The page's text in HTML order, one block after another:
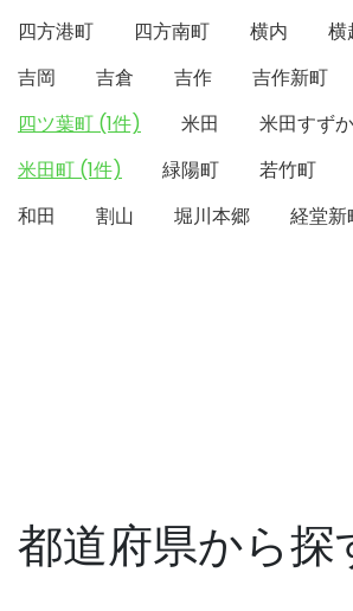
四方港町
四方南町 横内 横
吉岡
吉倉 吉作 吉作新町
四ツ葉町 (1件)
米田
米田すず
米田町 (1件)
緑陽町 若竹町
和田
割山 堀川本郷 経堂新
都道府県から探